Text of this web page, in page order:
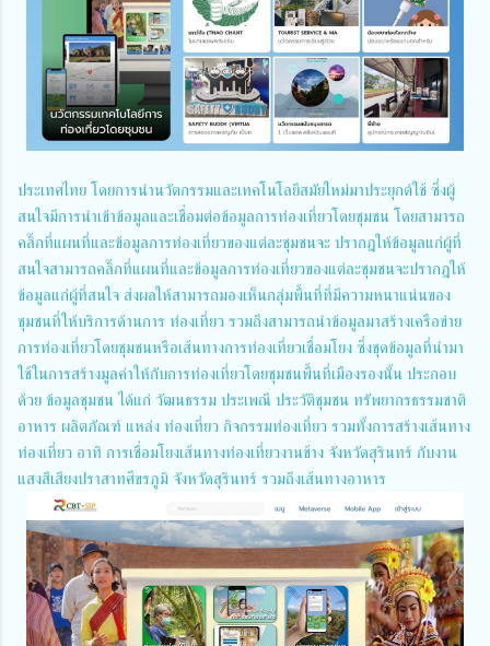
ประเทศไทย โดยการนำนวัตกรรมและเทคโนโลยีสมัยใหม่มาประยุกต์ใช้ ซึ่งผู้
สนใจมีการนําเข้าข้อมูลและเชื่อมต่อข้อมูลการท่องเที่ยวโดยชุมชน โดยสามารถ
คลิ๊กที่แผนที่และข้อมูลการท่องเที่ยวของแต่ละชุมชนจะ ปรากฎให้ข้อมูลแก่ผู้ที่
สนใจสามารถคลิ๊กที่แผนที่และข้อมูลการท่องเที่ยวของแต่ละชุมชนจะปรากฎให้
ข้อมูลแก่ผู้ที่สนใจ ส่งผลให้สามารถมองเห็นกลุ่มพื้นที่ที่มีความหนาแน่นของ
ชุมชนที่ให้บริการด้านการ ท่องเที่ยว รวมถึงสามารถนําข้อมูลมาสร้างเครือข่าย
การท่องเที่ยวโดยชุมชนหรือเส้นทางการท่องเที่ยวเชื่อมโยง ซึ่งชุดข้อมูลที่นํามา
ใช้ในการสร้างมูลค่าให้กับการท่องเที่ยวโดยชุมชนพื้นที่เมืองรองนั้น ประกอบ
ด้วย ข้อมูลชุมชน ได้แก่ วัฒนธรรม ประเพณี ประวัติชุมชน ทรัพยากรธรรมชาติ
อาหาร ผลิตภัณฑ์ แหล่ง ท่องเที่ยว กิจกรรมท่องเที่ยว รวมทั้งการสร้างเส้นทาง
ท่องเที่ยว อาทิ การเชื่อมโยงเส้นทางท่องเที่ยวงานช้าง จังหวัดสุรินทร์ กับงาน
แสงสีเสียงปราสาทศีขรภูมิ จังหวัดสุรินทร์ รวมถึงเส้นทางอาหาร